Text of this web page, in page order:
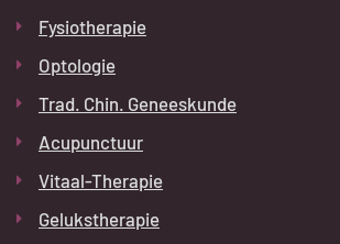
Fysiotherapie
Optologie
Trad. Chin. Geneeskunde
Acupunctuur
Vitaal-Therapie
Gelukstherapie